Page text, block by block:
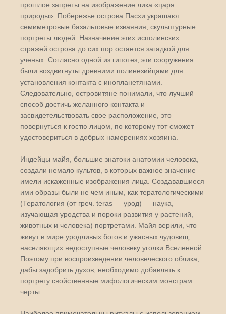
прошлое запреты на изображение лика «царя
природы». Побережье острова Пасхи украшают
семиметровые базальтовые изваяния, скульптурные
портреты людей. Назначение этих исполинских
стражей острова до сих пор остается загадкой для
ученых. Согласно одной из гипотез, эти сооружения
были воздвигнуты древними полинезийцами для
установления контакта с инопланетянами.
Следовательно, островитяне понимали, что лучший
способ достичь желанного контакта и
засвидетельствовать свое расположение, это
повернуться к гостю лицом, по которому тот сможет
удостовериться в добрых намерениях хозяина.
Индейцы майя, большие знатоки анатомии человека,
создали немало культов, в которых важное значение
имели искаженные изображения лица. Создававшиеся
ими образы были не чем иным, как тератологическими
(Тератология (от греч. teras — урод) — наука,
изучающая уродства и пороки развития у растений,
животных и человека) портретами. Майя верили, что
живут в мире уродливых богов и ужасных чудовищ,
населяющих недоступные человеку уголки Вселенной.
Поэтому при воспроизведении человеческого облика,
дабы задобрить духов, необходимо добавлять к
портрету свойственные мифологическим монстрам
черты.